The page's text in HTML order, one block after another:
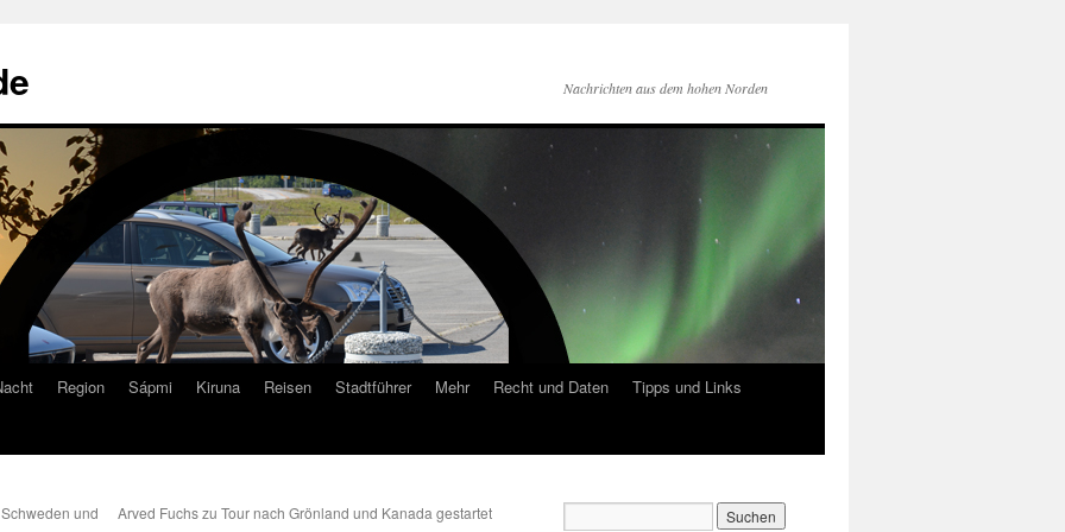
Nachrichten aus dem hohen Norden
Region Sápmi Kiruna Reisen Stadtführer Mehr Recht und Daten
Tipps und Links
und
Arved Fuchs zu Tour nach Grönland und Kanada gestartet